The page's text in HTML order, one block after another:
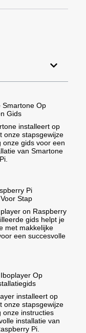
Smartone Op
Gids
installeert op
onze stapsgewijze
onze gids voor een
van Smartone
Pi
Stap
on Raspberry
gids helpt je
met makkelijke
een succesvolle
Op
installeert op
onze stapsgewijze
onze instructies
installatie van
Pi.